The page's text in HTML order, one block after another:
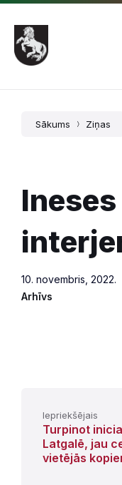
Pāriet
saturu
Skip
main
navigation
Skip
footer
Sākums Ziņas
10. novembris, 2022.
Arhīvs
Iepriekšējais
Turpinot
Latgalē, jau
vietējās